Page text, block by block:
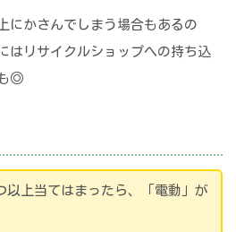
にかさんでしまう場合もあるの
はリサイクルショップへの持ち込
◎
以上当てはまったら、「電動」が